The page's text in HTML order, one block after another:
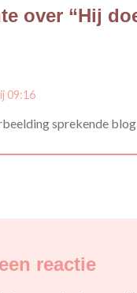
over “Hij
09:16
sprekende
reactie